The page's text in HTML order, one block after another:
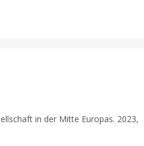
in der Mitte Europas. 2023,